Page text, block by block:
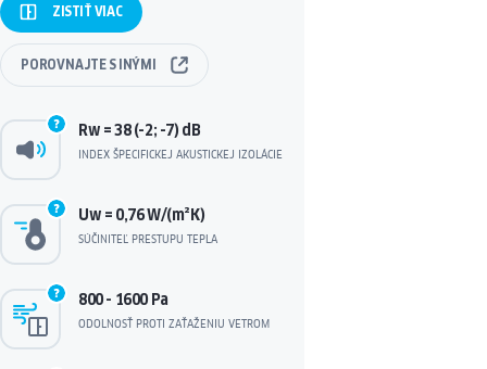
ZISTIŤ VIAC
POROVNAJTE S INÝMI
Rw = 38 (-2; -7) dB
INDEX ŠPECIFICKEJ AKUSTICKEJ IZOLÁCIE
Uw = 0,76 W/(m²K)
SÚČINITEĽ PRESTUPU TEPLA
800 - 1600 Pa
ODOLNOSŤ PROTI ZAŤAŽENIU VETROM